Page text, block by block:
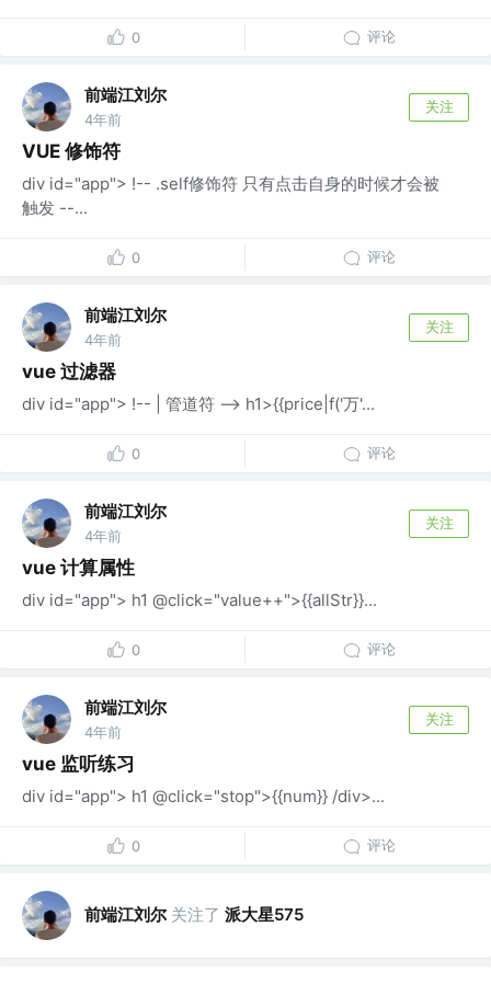
0 评论
前端江刘尔
4年前
关注
VUE 修饰符
div id="app"> !-- .self修饰符 只有点击自身的时候才会被
触发 --...
0 评论
前端江刘尔
4年前
关注
vue 过滤器
div id="app"> !-- | 管道符 --> h1>{{price|f('万'...
0 评论
前端江刘尔
4年前
关注
vue 计算属性
div id="app"> h1 @click="value++">{{allStr}}...
0 评论
前端江刘尔
4年前
关注
vue 监听练习
div id="app"> h1 @click="stop">{{num}} /div>...
0 评论
前端江刘尔 关注了 派大星575